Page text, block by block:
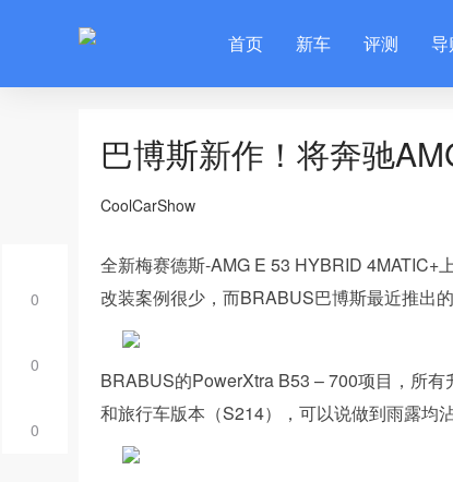
首页 新车 评测 导
0
0
0
巴博斯新作！将奔驰
CoolCarShow
全新梅赛德斯-AMG E 53 HYBRID 4MATIC+
改装案例很少，而BRABUS巴博斯最近推出
BRABUS的PowerXtra B53 – 700项目，所有
和旅行车版本（S214），可以说做到雨露均沾